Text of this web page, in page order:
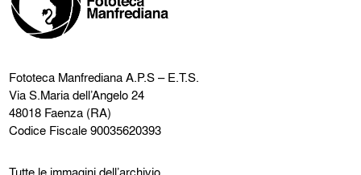
Fototeca ManfredianaA.P.S – E.T.S.
Via S.Maria dell’Angelo 24
48018 Faenza (RA)
Codice Fiscale 90035620393
Tutte le immagini dell’archivio